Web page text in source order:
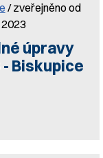
/ zveřejněno od
úpravy
Biskupice